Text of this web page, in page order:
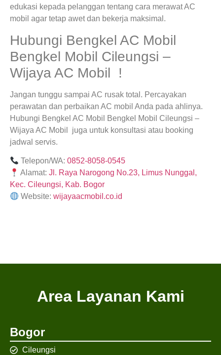
edukasi kepada pelanggan tentang cara merawat AC
mobil agar tetap awet dan bekerja maksimal.
Hubungi Bengkel AC Mobil
Bengkel Mobil Cileungsi –
Wijaya AC Mobil !
Jangan tunggu sampai AC rusak total. Percayakan
perawatan dan perbaikan AC mobil Anda pada ahlinya.
Hubungi Bengkel AC Mobil Bengkel Mobil Cileungsi –
Wijaya AC Mobil juga untuk konsultasi atau booking
jadwal servis.
Telepon/WA:0852-8058-0545
Alamat:Jl. Raya Narogong No.23, Limus Nunggal,
Kec. Cileungsi, Kab. Bogor
Website:wijayaacmobil.co.id
Area Layanan Kami
Bogor
Cileungsi